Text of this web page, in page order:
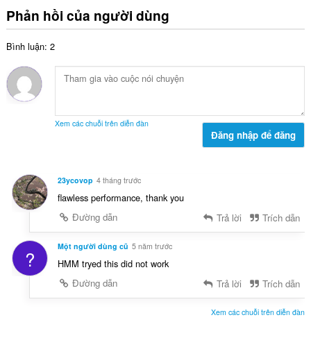
g
:
ế
p
n
g
g
x
ế
ạ
Phản hồi của người dùng
Bình luận: 2
Xem các chuỗi trên diễn đàn
Đăng nhập để đăng
23ycovop 4 tháng trước
flawless performance, thank you
Đường dẫn
Trả lời Trích dẫn
? Một người dùng cũ 5 năm trước
HMM tryed this did not work
Đường dẫn
Trả lời Trích dẫn
Xem các chuỗi trên diễn đàn